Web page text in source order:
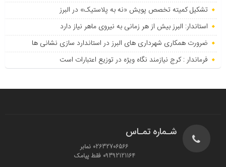
تشکیل کمیته تخصص پویش «نه به پلاستیک» در البرز
استاندار: البرز بیش از هر زمانی به نیروی ماهر نیاز دارد
ضرورت همکاری شهرداری های البرز در استاندارد سازی نشانی ها
فرماندار : کرج نیازمند نگاه ویژه در توزیع اعتبارات است
شـماره تمـاس
02632706566 نمابر
09392121164 فقط پیامک